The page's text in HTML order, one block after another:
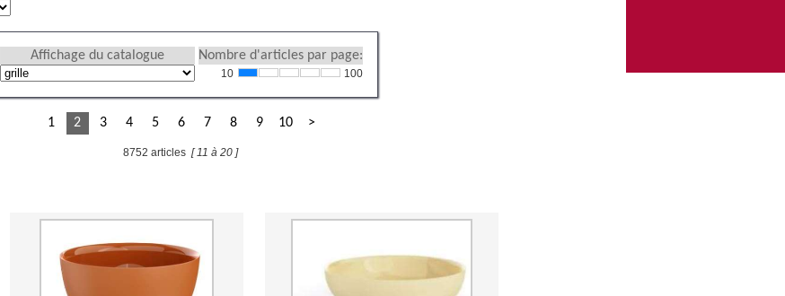
Affichage du catalogue Nombre d'articles par page:
10 100
1 2 3 4 5 6 7 8 9 10 >
8752 articles [ 11 à 20 ]